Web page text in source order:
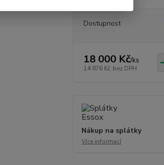
Dostupnost
18 000 Kč/ks
14 876 Kč bez DPH
Nákup na splátky
Více informací